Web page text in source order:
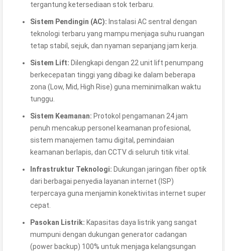
tergantung ketersediaan stok terbaru.
Sistem Pendingin (AC): Instalasi AC sentral dengan
teknologi terbaru yang mampu menjaga suhu ruangan
tetap stabil, sejuk, dan nyaman sepanjang jam kerja.
Sistem Lift: Dilengkapi dengan 22 unit lift penumpang
berkecepatan tinggi yang dibagi ke dalam beberapa
zona (Low, Mid, High Rise) guna meminimalkan waktu
tunggu.
Sistem Keamanan: Protokol pengamanan 24 jam
penuh mencakup personel keamanan profesional,
sistem manajemen tamu digital, pemindaian
keamanan berlapis, dan CCTV di seluruh titik vital.
Infrastruktur Teknologi: Dukungan jaringan fiber optik
dari berbagai penyedia layanan internet (ISP)
terpercaya guna menjamin konektivitas internet super
cepat.
Pasokan Listrik: Kapasitas daya listrik yang sangat
mumpuni dengan dukungan generator cadangan
(power backup) 100% untuk menjaga kelangsungan